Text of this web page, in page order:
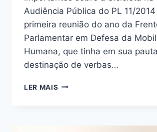
Audiência Pública do PL 11/
primeira reunião do ano da
Parlamentar em Defesa da
Humana, que tinha em sua
destinação de verbas…
LER MAIS CICLISTAS